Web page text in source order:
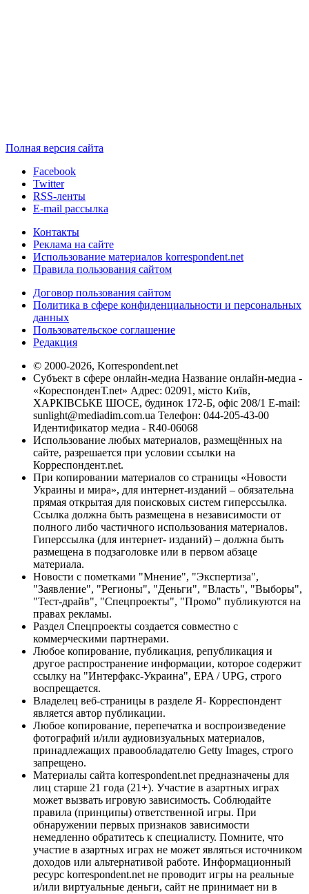
Полная версия сайта
Facebook
Twitter
RSS-ленты
E-mail рассылка
Контакты
Реклама на сайте
Использование материалов korrespondent.net
Правила пользования сайтом
Договор пользования сайтом
Политика в сфере конфиденциальности и персональных
данных
Пользовательское соглашение
Редакция
© 2000-2026, Korrespondent.net
Субъект в сфере онлайн-медиа Название онлайн-медиа -
«КореспонденТ.net» Адрес: 02091, місто Київ,
ХАРКІВСЬКЕ ШОСЕ, будинок 172-Б, офіс 208/1 E-mail:
sunlight@mediadim.com.ua Телефон: 044-205-43-00
Идентификатор медиа - R40-06068
Использование любых материалов, размещённых на
сайте, разрешается при условии ссылки на
Корреспондент.net.
При копировании материалов со страницы «Новости
Украины и мира», для интернет-изданий – обязательна
прямая открытая для поисковых систем гиперссылка.
Ссылка должна быть размещена в независимости от
полного либо частичного использования материалов.
Гиперссылка (для интернет- изданий) – должна быть
размещена в подзаголовке или в первом абзаце
материала.
Новости с пометками "Мнение", "Экспертиза",
"Заявление", "Регионы", "Деньги", "Власть", "Выборы",
"Тест-драйв", "Спецпроекты", "Промо" публикуются на
правах рекламы.
Раздел Спецпроекты создается совместно с
коммерческими партнерами.
Любое копирование, публикация, републикация и
другое распространение информации, которое содержит
ссылку на "Интерфакс-Украина", EPA / UPG, строго
воспрещается.
Владелец веб-страницы в разделе Я- Корреспондент
является автор публикации.
Любое копирование, перепечатка и воспроизведение
фотографий и/или аудиовизуальных материалов,
принадлежащих правообладателю Getty Images, строго
запрещено.
Материалы сайта korrespondent.net предназначены для
лиц старше 21 года (21+). Участие в азартных играх
может вызвать игровую зависимость. Соблюдайте
правила (принципы) ответственной игры. При
обнаружении первых признаков зависимости
немедленно обратитесь к специалисту. Помните, что
участие в азартных играх не может являться источником
доходов или альтернативой работе. Информационный
ресурс korrespondent.net не проводит игры на реальные
и/или виртуальные деньги, сайт не принимает ни в